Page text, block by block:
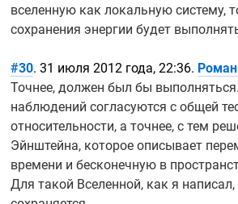
вселенную как локальную систему,
сохранения энергии будет
#30. 31 июля 2012 года, 22:36.
Точнее, должен был бы
наблюдений согласуются с общей
относительности, а точнее, с тем
Эйнштейна, которое описывает
времени и бесконечную в
Для такой Вселенной, как я написал,